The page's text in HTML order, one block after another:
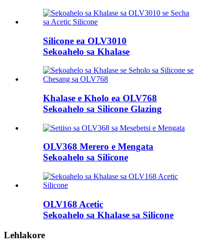
Silicone ea OLV3010
Sekoahelo sa Khalase
Khalase e Kholo ea OLV768
Sekoahelo sa Silicone Glazing
OLV368 Merero e Mengata
Sekoahelo sa Silicone
OLV168 Acetic
Sekoahelo sa Khalase sa Silicone
Lehlakore